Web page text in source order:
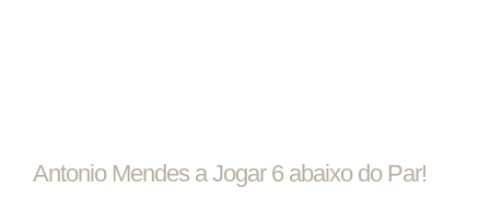
Antonio Mendes a Jogar 6 abaixo do Par!